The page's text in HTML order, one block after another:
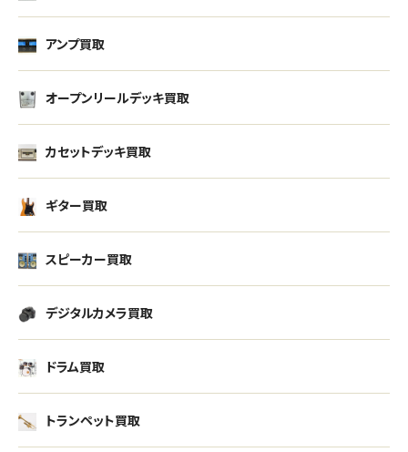
アンプ買取
オープンリールデッキ買取
カセットデッキ買取
ギター買取
スピーカー買取
デジタルカメラ買取
ドラム買取
トランペット買取